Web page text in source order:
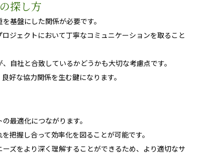
探し方
基盤にした関係が必要です。
ジェクトにおいて丁寧なコミュニケーションを取ること
自社と合致しているかどうかも大切な考慮点です。
好な協力関係を生む鍵になります。
最適化につながります。
把握し合って効率化を図ることが可能です。
ズをより深く理解することができるため、より適切なサ